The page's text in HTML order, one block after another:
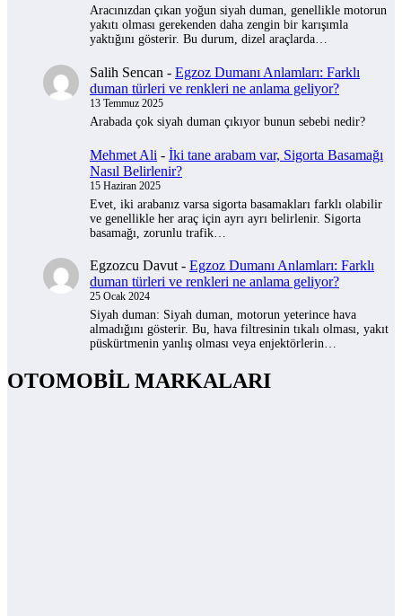
Aracınızdan çıkan yoğun siyah duman, genellikle motorun
yakıtı olması gerekenden daha zengin bir karışımla
yaktığını gösterir. Bu durum, dizel araçlarda…
Salih Sencan - Egzoz Dumanı Anlamları: Farklı
duman türleri ve renkleri ne anlama geliyor?
13 Temmuz 2025
Arabada çok siyah duman çıkıyor bunun sebebi nedir?
Mehmet Ali - İki tane arabam var, Sigorta Basamağı
Nasıl Belirlenir?
15 Haziran 2025
Evet, iki arabanız varsa sigorta basamakları farklı olabilir
ve genellikle her araç için ayrı ayrı belirlenir. Sigorta
basamağı, zorunlu trafik…
Egzozcu Davut - Egzoz Dumanı Anlamları: Farklı
duman türleri ve renkleri ne anlama geliyor?
25 Ocak 2024
Siyah duman: Siyah duman, motorun yeterince hava
almadığını gösterir. Bu, hava filtresinin tıkalı olması, yakıt
püskürtmenin yanlış olması veya enjektörlerin…
OTOMOBİL MARKALARI